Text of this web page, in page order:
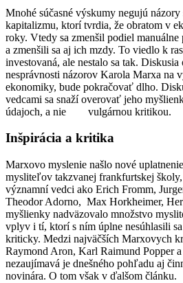
Mnohé súčasné výskumy negujú
kapitalizmu, ktorí tvrdia, že obratom v
roky. Vtedy sa zmenšil podiel
a zmenšili sa aj ich mzdy. To viedlo k
investovaná, ale nestalo sa tak. Diskusia
nesprávnosti názorov Karola Marxa na
ekonomiky, bude pokračovať dlho.
vedcami sa snaží overovať jeho
údajoch, a nie vulgárnou kritikou.
Inšpirácia a kritika
Marxovo myslenie našlo nové
mysliteľov takzvanej frankfurtskej
významní vedci ako Erich Fromm,
Theodor Adorno, Max Horkheimer,
myšlienky nadväzovalo množstvo
vplyv i tí, ktorí s ním úplne nesúhlasili
kriticky. Medzi najväčších Marxovych
Raymond Aron, Karl Raimund Popper
nezaujímavá je dnešného pohľadu aj
novinára. O tom však v ďalšom článku.